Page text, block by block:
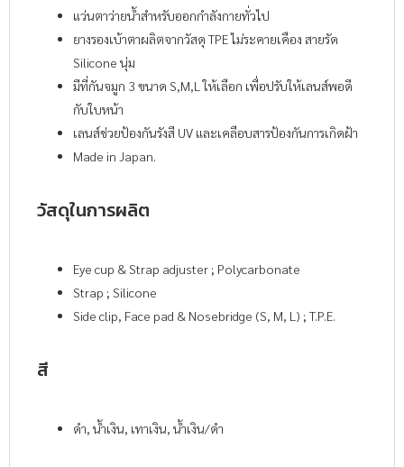
แว่นตาว่ายน้ำสำหรับออกกำลังกายทั่วไป
ยางรองเบ้าตาผลิตจากวัสดุ TPE ไม่ระคายเคือง สายรัด
Silicone นุ่ม
มีที่กันจมูก 3 ขนาด S,M,L ให้เลือก เพื่อปรับให้เลนส์พอดี
กับใบหน้า
เลนส์ช่วยป้องกันรังสี UV และเคลือบสารป้องกันการเกิดฝ้า
Made in Japan.
วัสดุในการผลิต
Eye cup & Strap adjuster ; Polycarbonate
Strap ; Silicone
Side clip, Face pad & Nosebridge (S, M, L) ; T.P.E.
สี
ดำ, น้ำเงิน, เทาเงิน, น้ำเงิน/ดำ